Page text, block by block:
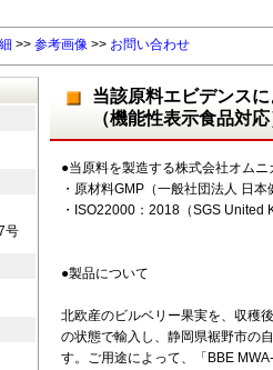
>> 参考画像 >> お問い合わせ
当該原料エビデンス
（機能性表示食品対応
●当原料を製造する株式会社オムニ
・原材料GMP（一般社団法人 日本
・ISO22000：2018（SGS United
●製品について
北欧産のビルベリー果実を、収穫
の状態で輸入し、静岡県裾野市の
す。ご用途によって、「BBE
号